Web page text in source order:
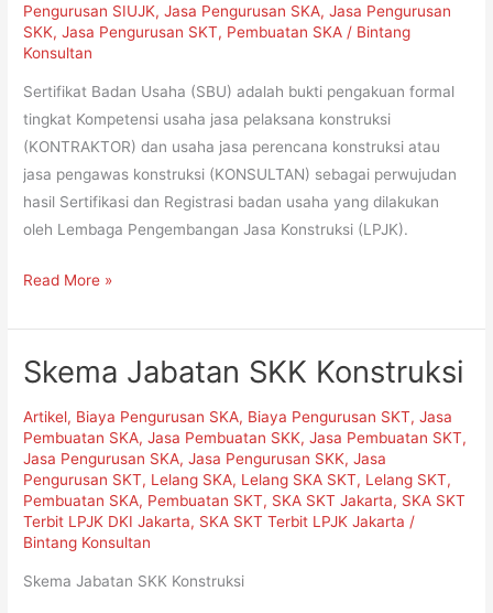
Pengurusan SIUJK,Jasa Pengurusan SKA,Jasa Pengurusan
SKK,Jasa Pengurusan SKT, Pembuatan SKA / Bintang
Konsultan
Sertifikat Badan Usaha (SBU) adalah bukti pengakuan formal
tingkat Kompetensi usaha jasa pelaksana konstruksi
(KONTRAKTOR) dan usaha jasa perencana konstruksi atau
jasa pengawas konstruksi (KONSULTAN) sebagai perwujudan
hasil Sertifikasi dan Registrasi badan usaha yang dilakukan
oleh Lembaga Pengembangan Jasa Konstruksi (LPJK).
Read More »
Skema Jabatan SKK Konstruksi
Artikel, Biaya Pengurusan SKA, Biaya Pengurusan SKT,Jasa
Pembuatan SKA,Jasa Pembuatan SKK,Jasa Pembuatan SKT,
Jasa Pengurusan SKA,Jasa Pengurusan SKK,Jasa
Pengurusan SKT, Lelang SKA, Lelang SKA SKT, Lelang SKT,
Pembuatan SKA, Pembuatan SKT, SKA SKT Jakarta, SKA SKT
Terbit LPJK DKI Jakarta, SKA SKT Terbit LPJK Jakarta /
Bintang Konsultan
Skema Jabatan SKK Konstruksi
Skema
SKK
Konstruksi